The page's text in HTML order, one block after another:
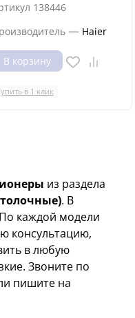
138446
— Haier
В корзину
в 1 клик
из раздела
. В
каждой модели
консультацию,
в любую
Звоните по
пишите на